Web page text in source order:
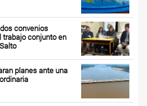
convenios
trabajo conjunto en
planes ante una